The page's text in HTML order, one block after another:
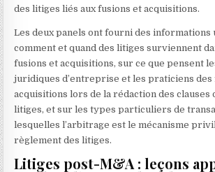
des litiges liés aux fusions et acquisitions.
Les deux panels ont fourni des informations
comment et quand des litiges surviennent
fusions et acquisitions, sur ce que pensent
juridiques d’entreprise et les praticiens des
acquisitions lors de la rédaction des clauses
litiges, et sur les types particuliers de
lesquelles l’arbitrage est le mécanisme
règlement des litiges.
Litiges post-M&A : leçons